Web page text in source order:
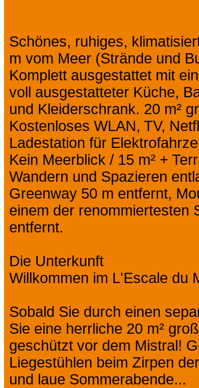
Schönes, ruhiges,
m vom Meer (Strände und
Komplett ausgestattet mit
voll ausgestatteter Küche,
und Kleiderschrank. 20 m²
Kostenloses WLAN, TV,
Ladestation für
Kein Meerblick / 15 m² +
Wandern und Spazieren
Greenway 50 m entfernt,
einem der renommiertesten
entfernt.
Die Unterkunft
Willkommen im L'Escale du
Sobald Sie durch einen
Sie eine herrliche 20 m²
geschützt vor dem Mistral!
Liegestühlen beim Zirpen
und laue Sommerabende...